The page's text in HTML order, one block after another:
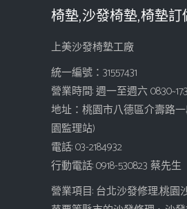
椅墊,沙發椅墊,椅墊訂
上美沙發椅墊工廠
統一編號：31557431
營業時間: 週一至週六
地址：桃園市八德區介壽路
園監理站)
電話: 03-2184932
行動電話: 0918-530823 蔡先生
營業項目: 台北沙發修理,桃園